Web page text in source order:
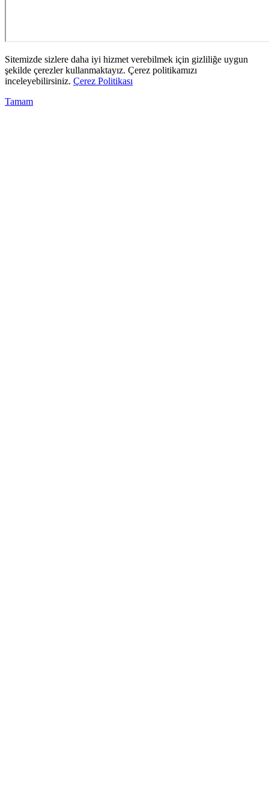
Sitemizde sizlere daha iyi hizmet verebilmek için gizliliğe uygun
şekilde çerezler kullanmaktayız. Çerez politikamızı
inceleyebilirsiniz. Çerez Politikası
Tamam